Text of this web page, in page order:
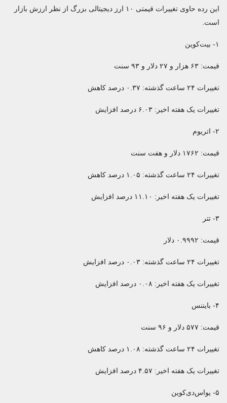
این رده حاوی تغییرات قیمتی ۱۰ ارز دیجیتالی بزرگ از نظر ارزش بازار
است.
۱- بیت‌کوین
قیمت: ۶۳ هزار و ۲۷ دلار و ۹۳ سنت
تغییرات ۲۴ ساعت گذشته: ۰.۳۷ درصد کاهش
تغییرات یک هفته اخیر: ۶.۰۳ درصد افزایش
۲- اتریوم
قیمت: ۱۷۶۲ دلار و هفت سنت
تغییرات ۲۴ ساعت گذشته: ۱.۰۵ درصد کاهش
تغییرات یک هفته اخیر: ۱۱.۱۰ درصد افزایش
۳- تتر
قیمت: ۰.۹۹۹۲ دلار
تغییرات ۲۴ ساعت گذشته: ۰.۰۳ درصد افزایش
تغییرات یک هفته اخیر: ۰.۰۸ درصد افزایش
۴- بایننس‌
قیمت: ۵۷۷ دلار و ۹۶ سنت
تغییرات ۲۴ ساعت گذشته: ۱.۰۸ درصد کاهش
تغییرات یک هفته اخیر: ۴.۵۷ درصد افزایش
۵- یواس‌دی‌کوین